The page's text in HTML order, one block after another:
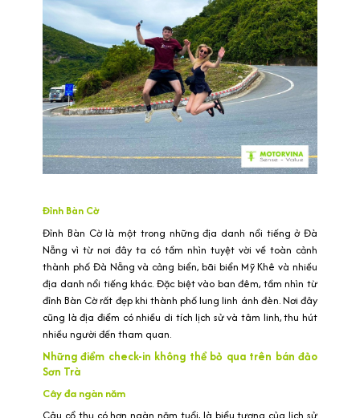
Đỉnh Bàn Cờ
Đỉnh Bàn Cờ là một trong những địa danh nổi tiếng ở Đà
Nẵng vì từ nơi đây ta có tầm nhìn tuyệt vời về toàn cảnh
thành phố Đà Nẵng và cảng biển, bãi biển Mỹ Khê và nhiều
địa danh nổi tiếng khác. Đặc biệt vào ban đêm, tầm nhìn từ
đỉnh Bàn Cờ rất đẹp khi thành phố lung linh ánh đèn. Nơi đây
cũng là địa điểm có nhiều di tích lịch sử và tâm linh, thu hút
nhiều người đến tham quan.
Những điểm check-in không thể bỏ qua trên bán đảo
Sơn Trà
Cây đa ngàn năm